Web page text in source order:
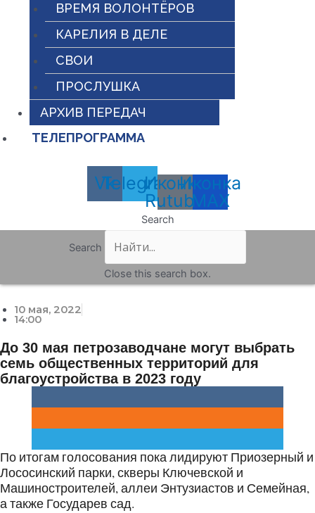
ВРЕМЯ ВОЛОНТЁРОВ
КАРЕЛИЯ В ДЕЛЕ
СВОИ
ПРОСЛУШКА
АРХИВ ПЕРЕДАЧ
ТЕЛЕПРОГРАММА
Vk
Telegram
Иконка
Rutube
Иконка
MAX
Search
Search
Close this search box.
10 мая, 2022
14:00
До 30 мая петрозаводчане могут выбрать
семь общественных территорий для
благоустройства в 2023 году
По итогам голосования пока лидируют Приозерный и
Лососинский парки, скверы Ключевской и
Машиностроителей, аллеи Энтузиастов и Семейная,
а также Государев сад.